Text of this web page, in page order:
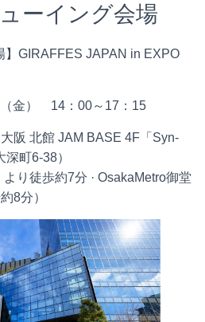
ーイング会場
GIRAFFES JAPAN in EXPO
金） 14：00～17：15
阪 北館 JAM BASE 4F「Syn-
町6-38）
歩約7分 · OsakaMetro御堂
8分）